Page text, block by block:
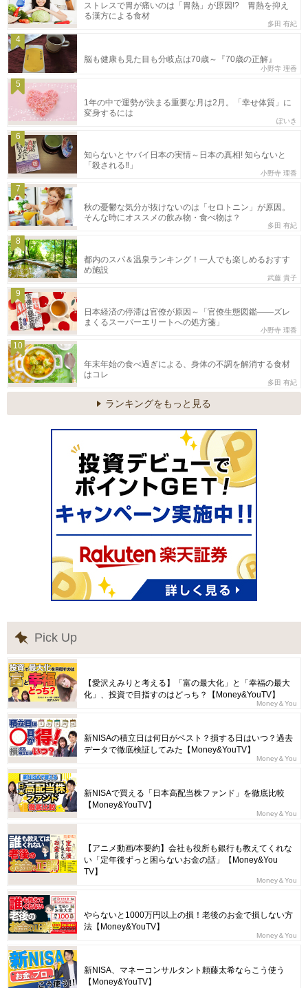
ストレスで胃が痛いのは「胃熱」が原因!? 胃熱を抑え
る漢方による食材
多田 有紀
4
脳も健康も見た目も分岐点は70歳～『70歳の正解』
小野寺 理香
5
1年の中で運勢が決まる重要な月は2月。「幸せ体質」に
変身するには
ぽいき
6
知らないとヤバイ日本の実情～日本の真相! 知らないと
「殺される‼」
小野寺 理香
7
秋の憂鬱な気分が抜けないのは「セロトニン」が原因。
そんな時にオススメの飲み物・食べ物は？
多田 有紀
8
都内のスパ＆温泉ランキング！一人でも楽しめるおすす
め施設
武藤 貴子
9
日本経済の停滞は官僚が原因～「官僚生態図鑑――ズレ
まくるスーパーエリートへの処方箋」
小野寺 理香
10
年末年始の食べ過ぎによる、身体の不調を解消する食材
はコレ
多田 有紀
ランキングをもっと見る
Pick Up
【愛沢えみりと考える】「富の最大化」と「幸福の最大
化」、投資で目指すのはどっち？【Money&YouTV】
Money＆You
新NISAの積立日は何日がベスト？損する日はいつ？過去
データで徹底検証してみた【Money&YouTV】
Money＆You
新NISAで買える「日本高配当株ファンド」を徹底比較
【Money&YouTV】
Money＆You
【アニメ動画/本要約】会社も役所も銀行も教えてくれな
い「定年後ずっと困らないお金の話」【Money&You
TV】
Money＆You
やらないと1000万円以上の損！老後のお金で損しない方
法【Money&YouTV】
Money＆You
新NISA、マネーコンサルタント頼藤太希ならこう使う
【Money&YouTV】